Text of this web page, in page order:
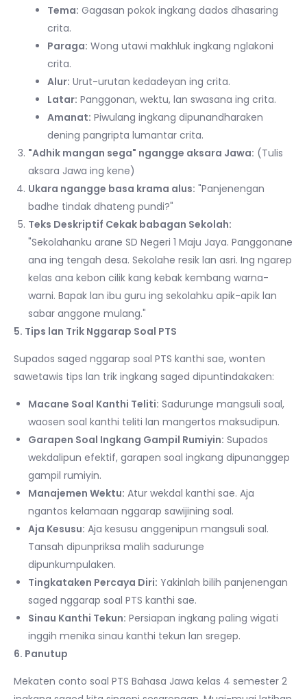
Tema: Gagasan pokok ingkang dados dhasaring
crita.
Paraga: Wong utawi makhluk ingkang nglakoni
crita.
Alur: Urut-urutan kedadeyan ing crita.
Latar: Panggonan, wektu, lan swasana ing crita.
Amanat: Piwulang ingkang dipunandharaken
dening pangripta lumantar crita.
"Adhik mangan sega" ngangge aksara Jawa: (Tulis
aksara Jawa ing kene)
Ukara ngangge basa krama alus: "Panjenengan
badhe tindak dhateng pundi?"
Teks Deskriptif Cekak babagan Sekolah:
"Sekolahanku arane SD Negeri 1 Maju Jaya. Panggonane
ana ing tengah desa. Sekolahe resik lan asri. Ing ngarep
kelas ana kebon cilik kang kebak kembang warna-
warni. Bapak lan ibu guru ing sekolahku apik-apik lan
sabar anggone mulang."
5. Tips lan Trik Nggarap Soal PTS
Supados saged nggarap soal PTS kanthi sae, wonten
sawetawis tips lan trik ingkang saged dipuntindakaken:
Macane Soal Kanthi Teliti: Sadurunge mangsuli soal,
waosen soal kanthi teliti lan mangertos maksudipun.
Garapen Soal Ingkang Gampil Rumiyin: Supados
wekdalipun efektif, garapen soal ingkang dipunanggep
gampil rumiyin.
Manajemen Wektu: Atur wekdal kanthi sae. Aja
ngantos kelamaan nggarap sawijining soal.
Aja Kesusu: Aja kesusu anggenipun mangsuli soal.
Tansah dipunpriksa malih sadurunge
dipunkumpulaken.
Tingkataken Percaya Diri: Yakinlah bilih panjenengan
saged nggarap soal PTS kanthi sae.
Sinau Kanthi Tekun: Persiapan ingkang paling wigati
inggih menika sinau kanthi tekun lan sregep.
6. Panutup
Mekaten conto soal PTS Bahasa Jawa kelas 4 semester 2